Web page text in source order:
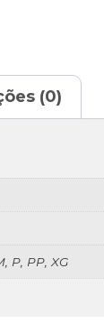
(0)
P, PP, XG